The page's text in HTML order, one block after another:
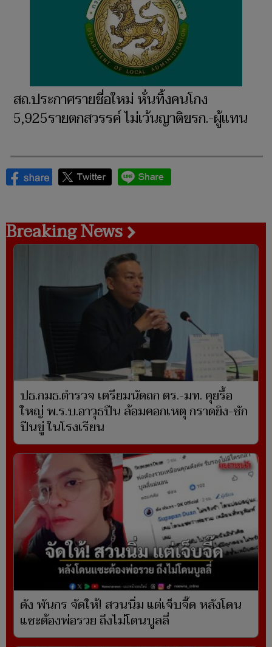
สถ.ประกาศรายชื่อใหม่ หั่นทิ้งคนโกง
5,925รายตกสวรรค์ ไม่เว้นญาติขรก.-ผู้แทน
Breaking News
ปธ.กมธ.ตำรวจ เตรียมนัดถก ตร.-มท. คุยรื้อ
ใหญ่ พ.ร.บ.อาวุธปืน ล้อมคอกเหตุ กราดยิง-ชัก
ปืนขู่ ในโรงเรียน
ดัง พันกร จัดให้! สวนนิ่ม แต่เจ็บจี๊ด หลังโดน
แซะต้องพ่อรวย ถึงไม่โดนบูลลี่